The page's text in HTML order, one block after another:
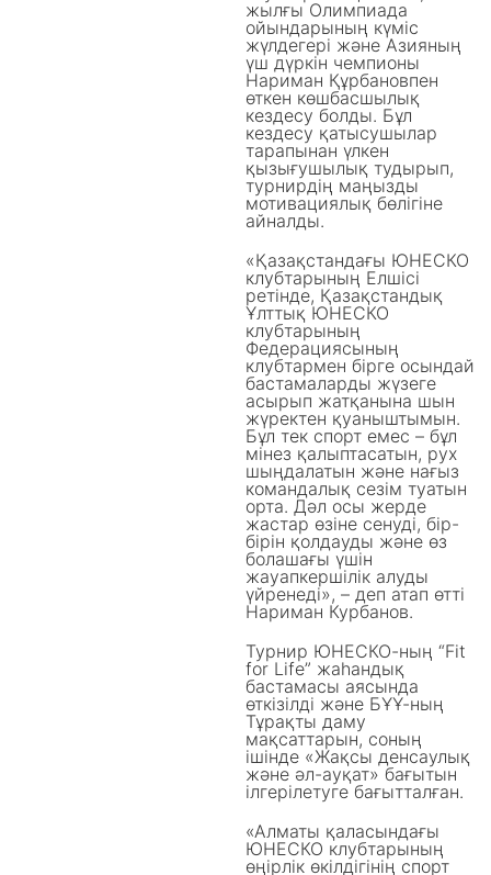
жылғы Олимпиада
ойындарының күміс
жүлдегері және Азияның
үш дүркін чемпионы
Нариман Құрбановпен
өткен көшбасшылық
кездесу болды. Бұл
кездесу қатысушылар
тарапынан үлкен
қызығушылық тудырып,
турнирдің маңызды
мотивациялық бөлігіне
айналды.
«Қазақстандағы ЮНЕСКО
клубтарының Елшісі
ретінде, Қазақстандық
Ұлттық ЮНЕСКО
клубтарының
Федерациясының
клубтармен бірге осындай
бастамаларды жүзеге
асырып жатқанына шын
жүректен қуаныштымын.
Бұл тек спорт емес – бұл
мінез қалыптасатын, рух
шыңдалатын және нағыз
командалық сезім туатын
орта. Дәл осы жерде
жастар өзіне сенуді, бір-
бірін қолдауды және өз
болашағы үшін
жауапкершілік алуды
үйренеді», – деп атап өтті
Нариман Курбанов.
Турнир ЮНЕСКО-ның “Fit
for Life” жаһандық
бастамасы аясында
өткізілді және БҰҰ-ның
Тұрақты даму
мақсаттарын, соның
ішінде «Жақсы денсаулық
және әл-ауқат» бағытын
ілгерілетуге бағытталған.
«Алматы қаласындағы
ЮНЕСКО клубтарының
өңірлік өкілдігінің спорт